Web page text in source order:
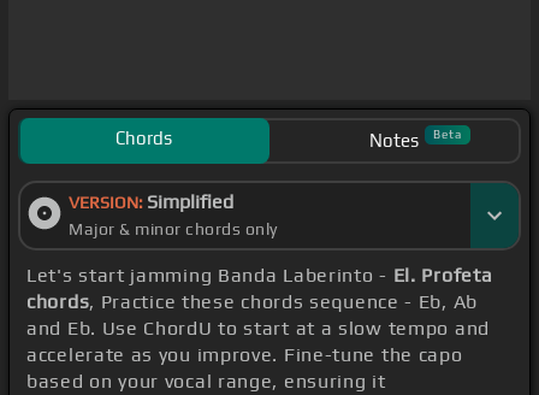
Chords Notes Beta
VERSION: Simplified
Major & minor chords only
Let's start jamming Banda Laberinto - El. Profeta
chords, Practice these chords sequence - Eb, Ab
and Eb. Use ChordU to start at a slow tempo and
accelerate as you improve. Fine-tune the capo
based on your vocal range, ensuring it